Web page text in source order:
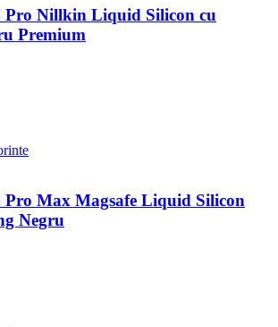
Pro Nillkin Liquid Silicon cu
Premium
Pro Max Magsafe Liquid Silicon
Negru